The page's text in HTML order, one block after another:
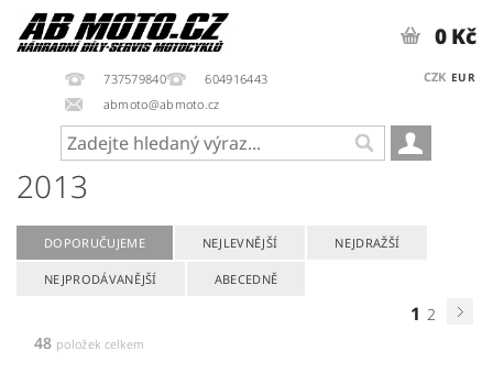
737579840
604916443
abmoto@abmoto.cz
CZK EUR
0 Kč
2013
DOPORUČUJEME NEJLEVNĚJŠÍ NEJDRAŽŠÍ
NEJPRODÁVANĚJŠÍ ABECEDNĚ
1 2
48 položek celkem